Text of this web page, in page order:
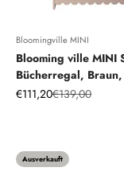
Bloomingville MINI
Blooming ville MINI
Bücherregal, Braun,
Angebot
€111,20Regulärer Preis
€139,00
Ausverkauft